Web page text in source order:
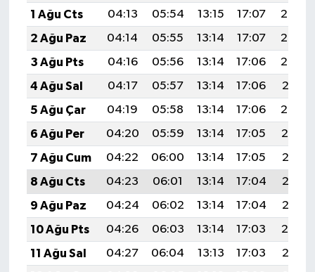
1 Ağu Cts
04:13 05:54 13:15 17:07
20:25
2 Ağu Paz
04:14 05:55 13:14 17:07
20:24
3 Ağu Pts
04:16 05:56 13:14 17:06
20:22
4 Ağu Sal
04:17 05:57 13:14 17:06
20:21
5 Ağu Çar
04:19 05:58 13:14 17:06
20:20
6 Ağu Per
04:20 05:59 13:14 17:05
20:19
7 Ağu Cum
04:22 06:00 13:14 17:05
20:18
8 Ağu Cts
04:23 06:01 13:14 17:04
20:17
9 Ağu Paz
04:24 06:02 13:14 17:04
20:16
10 Ağu Pts
04:26 06:03 13:14 17:03
20:14
11 Ağu Sal
04:27 06:04 13:13 17:03
20:13